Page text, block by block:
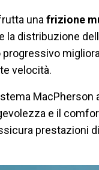
una frizione
la distribuzione
velocità.
MacPherson
e il
prestazioni